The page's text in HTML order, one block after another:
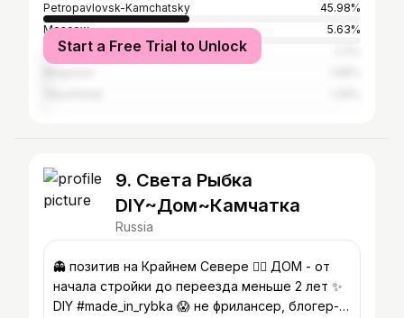
Petropavlovsk-Kamchatsky
45.98%
Moscow
5.63%
Saint Petersburg
Start a Free Trial to Unlock
9. Света Рыбка
DIY~Дом~Камчатка
Russia
👻 позитив на Крайнем Севере ✌🏻 ДОМ - от
начала стройки до переезда меньше 2 лет ✨
DIY #made_in_rybka 😱 не фрилансер, блогер-